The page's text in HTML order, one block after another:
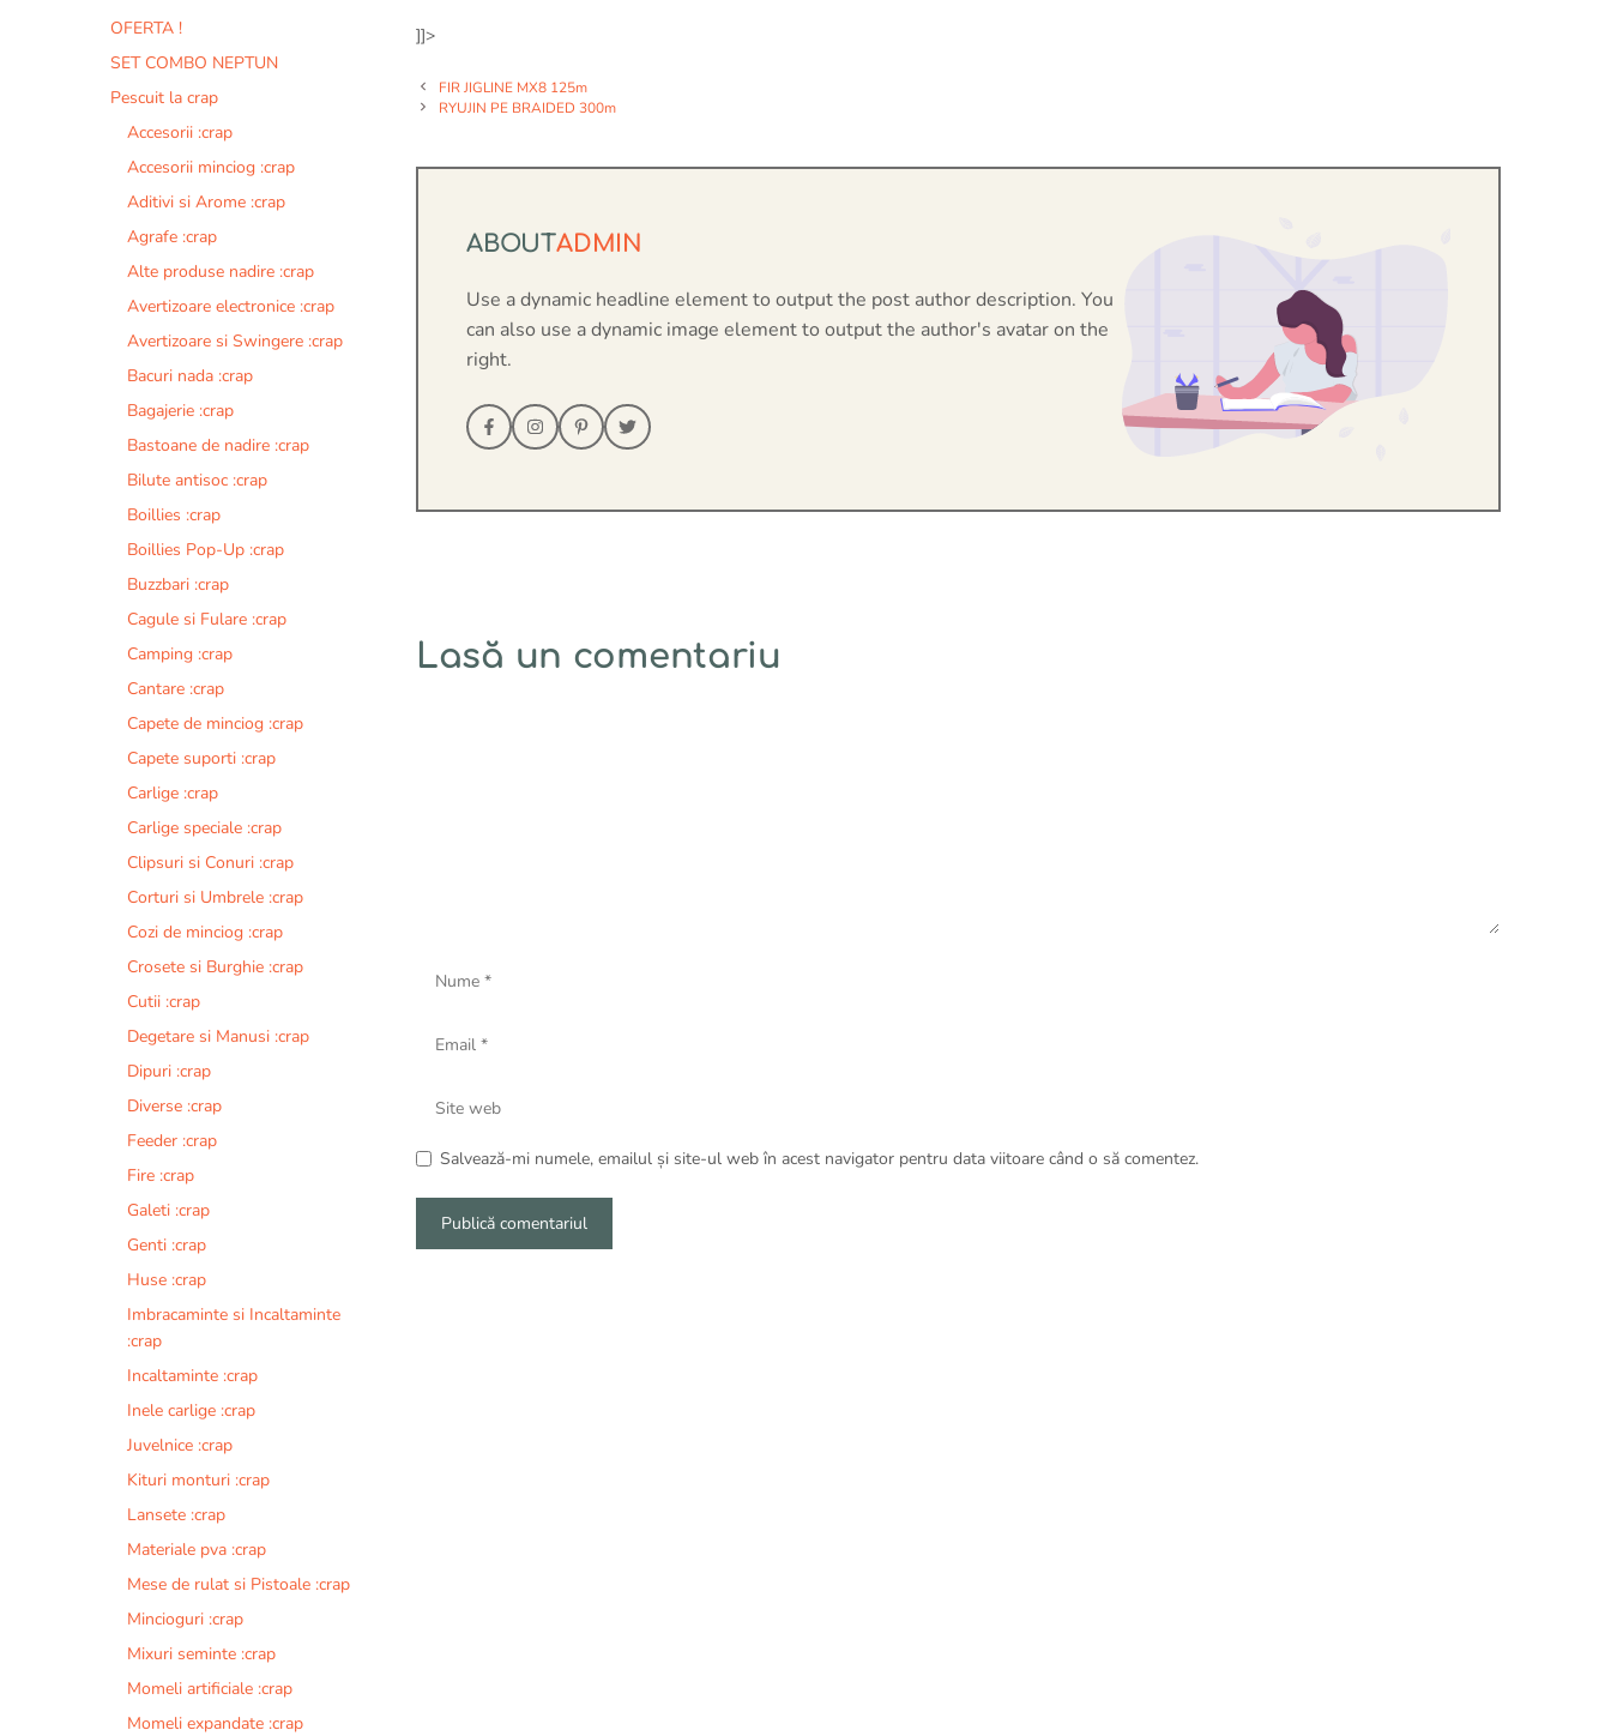
]]>
FIR JIGLINE MX8 125m
RYUJIN PE BRAIDED 300m
ABOUTADMIN
Use a dynamic headline element to output the post author description. You
can also use a dynamic image element to output the author's avatar on the
right.
Lasă un comentariu
web
Salvează-mi numele, emailul și site-ul web în acest navigator pentru data viitoare când o să comentez.
OFERTA !
SET COMBO NEPTUN
Pescuit la crap
Accesorii :crap
Accesorii minciog :crap
Aditivi si Arome :crap
Agrafe :crap
Alte produse nadire :crap
Avertizoare electronice :crap
Avertizoare si Swingere :crap
Bacuri nada :crap
Bagajerie :crap
Bastoane de nadire :crap
Bilute antisoc :crap
Boillies :crap
Boillies Pop-Up :crap
Buzzbari :crap
Cagule si Fulare :crap
Camping :crap
Cantare :crap
Capete de minciog :crap
Capete suporti :crap
Carlige :crap
Carlige speciale :crap
Clipsuri si Conuri :crap
Corturi si Umbrele :crap
Cozi de minciog :crap
Crosete si Burghie :crap
Cutii :crap
Degetare si Manusi :crap
Dipuri :crap
Diverse :crap
Feeder :crap
Fire :crap
Galeti :crap
Genti :crap
Huse :crap
Imbracaminte si Incaltaminte
:crap
Incaltaminte :crap
Inele carlige :crap
Juvelnice :crap
Kituri monturi :crap
Lansete :crap
Materiale pva :crap
Mese de rulat si Pistoale :crap
Mincioguri :crap
Mixuri seminte :crap
Momeli artificiale :crap
Momeli expandate :crap